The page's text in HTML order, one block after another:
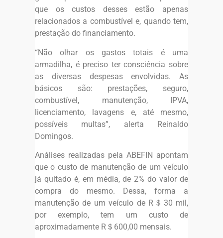
que os custos desses estão apenas
relacionados a combustível e, quando tem,
prestação do financiamento.
“Não olhar os gastos totais é uma
armadilha, é preciso ter consciência sobre
as diversas despesas envolvidas. As
básicos são: prestações, seguro,
combustível, manutenção, IPVA,
licenciamento, lavagens e, até mesmo,
possíveis multas”, alerta Reinaldo
Domingos.
Análises realizadas pela ABEFIN apontam
que o custo de manutenção de um veículo
já quitado é, em média, de 2% do valor de
compra do mesmo. Dessa, forma a
manutenção de um veículo de R＄30 mil,
por exemplo, tem um custo de
aproximadamente R＄600,00 mensais.